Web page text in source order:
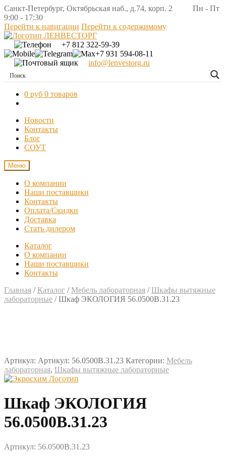
Санкт-Петербург, Октябрьская наб., д.74, корп. 2 Пн - Пт
9:00 - 17:30
Перейти к навигации Перейти к содержимому
+7 812 322-59-39
+7 931 594-08-11
info@lenvestorg.ru
0 руб 0 товаров
Новости
Контакты
Блог
СОУТ
Меню
О компании
Наши поставщики
Контакты
Оплата/Скидки
Доставка
Стать дилером
Каталог
О компании
Наши поставщики
Контакты
Главная / Каталог / Мебель лабораторная / Шкафы вытяжные
лабораторные /Шкаф ЭКОЛОГИЯ 56.0500В.31.23
Артикул: Артикул: 56.0500В.31.23 Категории: Мебель
лабораторная, Шкафы вытяжные лабораторные
Шкаф ЭКОЛОГИЯ
56.0500В.31.23
Артикул: 56.0500В.31.23